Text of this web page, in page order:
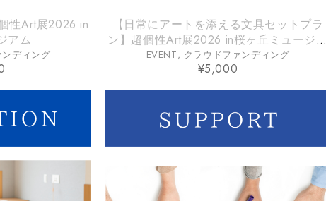
性Art展2026 in
アム
ディング
【日常にアートを添える文具セットプラ
ン】超個性Art展2026 in桜ヶ丘ミュージア
ム
EVENT, クラウドファンディング
¥5,000